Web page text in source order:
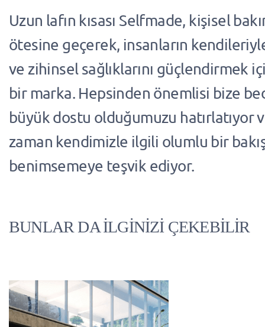
Uzun lafın kısası Selfmade, kişisel
ötesine geçerek, insanların
ve zihinsel sağlıklarını güçlendirmek
bir marka. Hepsinden önemlisi bize
büyük dostu olduğumuzu hatırlatıyor
zaman kendimizle ilgili olumlu bir bakış
benimsemeye teşvik ediyor.
BUNLAR DA İLGİNİZİ ÇEKEBİLİR